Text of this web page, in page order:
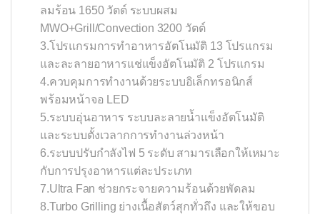
ลมร้อน 1650 วัตต์ ระบบผสม
MWO+Grill/Convection 3200 วัตต์
3.โปรแกรมการทำอาหารอัตโนมัติ 13 โปรแกรม
และละลายอาหารแช่แข็งอัตโนมัติ 2 โปรแกรม
4.ควบคุมการทำงานด้วยระบบอิเล็กทรอนิกส์
พร้อมหน้าจอ LED
5.ระบบอุ่นอาหาร ระบบละลายน้ำแข็งอัตโนมัติ
และระบบตั้งเวลากการทำงานล่วงหน้า
6.ระบบปรับกำลังไฟ 5 ระดับ สามารเลือกให้เหมาะ
กับการปรุงอาหารแต่ละประเภท
7.Ultra Fan ช่วยกระจายความร้อนด้วยพัดลม
8.Turbo Grilling ย่างเนื้อสัตว์สุกทั่วถึง และให้ขอบ